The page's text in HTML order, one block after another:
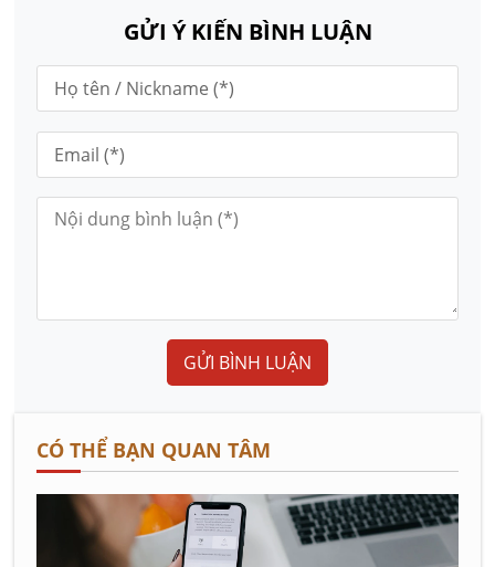
GỬI Ý KIẾN BÌNH LUẬN
GỬI BÌNH LUẬN
CÓ THỂ BẠN QUAN TÂM